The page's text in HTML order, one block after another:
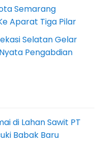
Semarang
Aparat Tiga Pilar
Selatan Gelar
Pengabdian
di Lahan Sawit PT
Babak Baru